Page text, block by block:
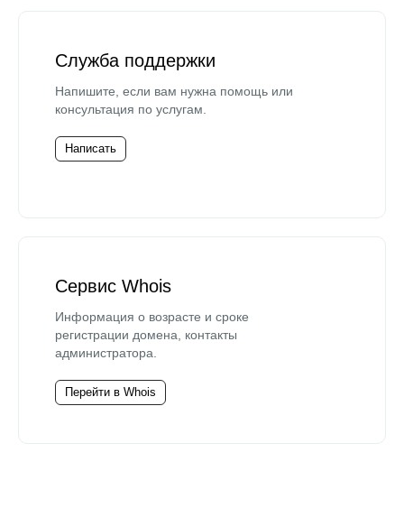
Служба поддержки
Напишите, если вам нужна помощь или
консультация по услугам.
Написать
Сервис Whois
Информация о возрасте и сроке
регистрации домена, контакты
администратора.
Перейти в Whois